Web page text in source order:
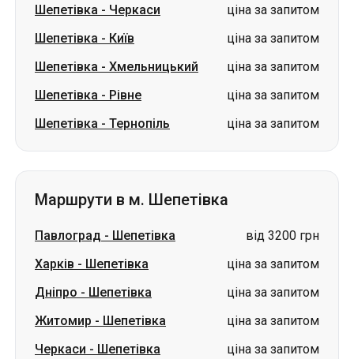
Шепетівка - Черкаси
ціна за запитом
Шепетівка - Київ
ціна за запитом
Шепетівка - Хмельницький
ціна за запитом
Шепетівка - Рівне
ціна за запитом
Шепетівка - Тернопіль ціна за запитом
Маршрути в м. Шепетівка
Павлоград - Шепетівка
від 3200 грн
Харків - Шепетівка
ціна за запитом
Дніпро - Шепетівка
ціна за запитом
Житомир - Шепетівка
ціна за запитом
Черкаси - Шепетівка
ціна за запитом